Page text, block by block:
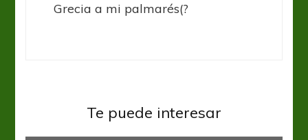
Grecia a mi palmarés(?
Te puede interesar
Sin categoría